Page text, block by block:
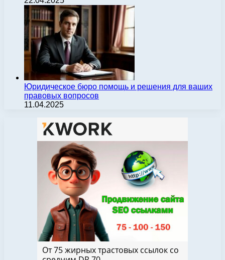
Юридическое бюро помощь и решения для ваших
правовых вопросов
11.04.2025